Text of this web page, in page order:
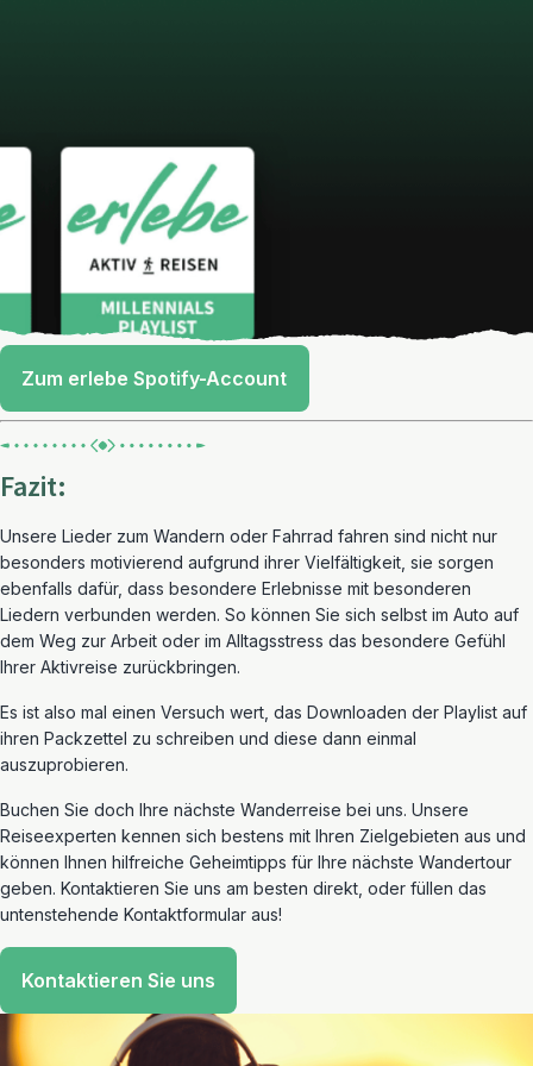
Zum erlebe Spotify-Account
Fazit:
Unsere Lieder zum Wandern oder Fahrrad fahren sind nicht nur
besonders motivierend aufgrund ihrer Vielfältigkeit, sie sorgen
ebenfalls dafür, dass besondere Erlebnisse mit besonderen
Liedern verbunden werden. So können Sie sich selbst im Auto auf
dem Weg zur Arbeit oder im Alltagsstress das besondere Gefühl
Ihrer Aktivreise zurückbringen.
Es ist also mal einen Versuch wert, das Downloaden der Playlist auf
ihren Packzettel zu schreiben und diese dann einmal
auszuprobieren.
Buchen Sie doch Ihre nächste Wanderreise bei uns. Unsere
Reiseexperten kennen sich bestens mit Ihren Zielgebieten aus und
können Ihnen hilfreiche Geheimtipps für Ihre nächste Wandertour
geben. Kontaktieren Sie uns am besten direkt, oder füllen das
untenstehende Kontaktformular aus!
Kontaktieren Sie uns